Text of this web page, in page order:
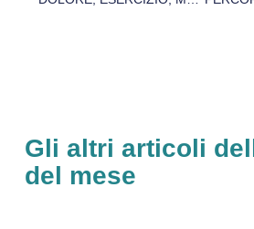
Gli altri articoli
del mese